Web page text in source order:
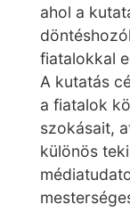
ahol a
fiatalokkal
A kutatás
a fiatalok
szokásait,
különös